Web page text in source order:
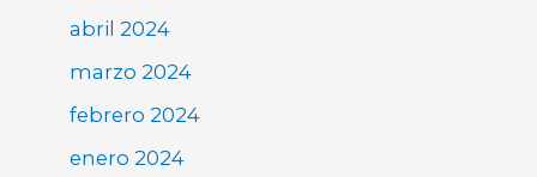
abril 2024
marzo 2024
febrero 2024
enero 2024